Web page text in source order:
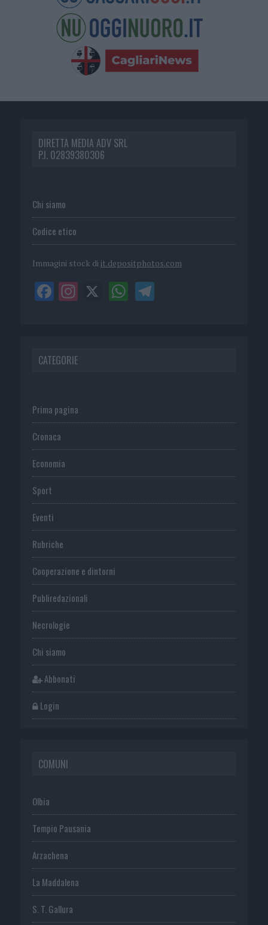
DIRETTA MEDIA ADV SRL
P.I. 02839380306
Chi siamo
Codice etico
Immagini stock di it.depositphotos.com
CATEGORIE
Prima pagina
Cronaca
Economia
Sport
Eventi
Rubriche
Cooperazione e dintorni
Publiredazionali
Necrologie
Chi siamo
Abbonati
Login
COMUNI
Olbia
Tempio Pausania
Arzachena
La Maddalena
S. T. Gallura